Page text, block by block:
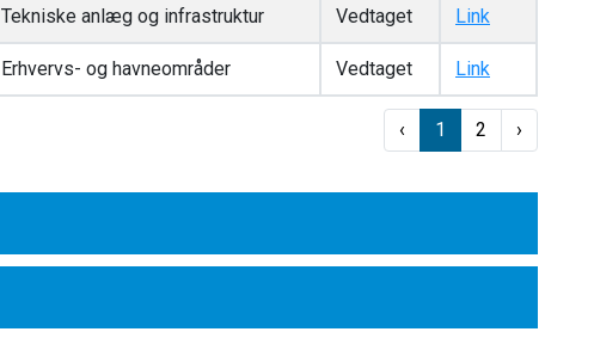
Tekniske anlæg og infrastruktur Vedtaget Link
Erhvervs- og havneområder Vedtaget Link
‹ 1 2 ›